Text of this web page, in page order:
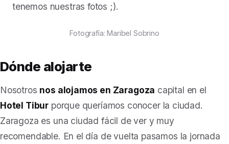
tenemos nuestras fotos ;).
Fotografía: Maribel Sobrino
Dónde alojarte
Nosotros nos alojamos en Zaragoza capital en el
Hotel Tibur porque queríamos conocer la ciudad.
Zaragoza es una ciudad fácil de ver y muy
recomendable. En el día de vuelta pasamos la jornada